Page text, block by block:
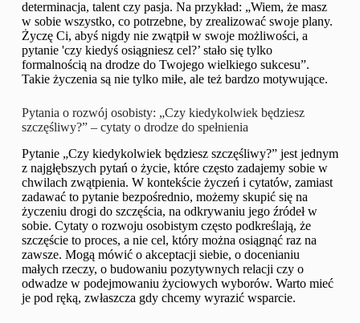
determinacja, talent czy pasja. Na przykład: „Wiem, że masz
w sobie wszystko, co potrzebne, by zrealizować swoje plany.
Życzę Ci, abyś nigdy nie zwątpił w swoje możliwości, a
pytanie 'czy kiedyś osiągniesz cel?’ stało się tylko
formalnością na drodze do Twojego wielkiego sukcesu”.
Takie życzenia są nie tylko miłe, ale też bardzo motywujące.
Pytania o rozwój osobisty: „Czy kiedykolwiek będziesz
szczęśliwy?” – cytaty o drodze do spełnienia
Pytanie „Czy kiedykolwiek będziesz szczęśliwy?” jest jednym
z najgłębszych pytań o życie, które często zadajemy sobie w
chwilach zwątpienia. W kontekście życzeń i cytatów, zamiast
zadawać to pytanie bezpośrednio, możemy skupić się na
życzeniu drogi do szczęścia, na odkrywaniu jego źródeł w
sobie. Cytaty o rozwoju osobistym często podkreślają, że
szczęście to proces, a nie cel, który można osiągnąć raz na
zawsze. Mogą mówić o akceptacji siebie, o docenianiu
małych rzeczy, o budowaniu pozytywnych relacji czy o
odwadze w podejmowaniu życiowych wyborów. Warto mieć
je pod ręką, zwłaszcza gdy chcemy wyrazić wsparcie.